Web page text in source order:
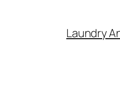
Laundry